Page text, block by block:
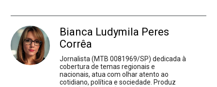
Bianca Ludymila Peres
Corrêa
Jornalista (MTB 0081969/SP) dedicada à
cobertura de temas regionais e
nacionais, atua com olhar atento ao
cotidiano, política e sociedade. Produz